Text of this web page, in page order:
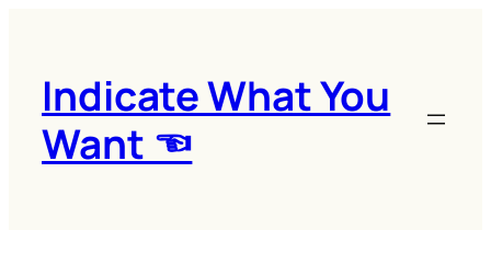
Indicate What You
Want ☜